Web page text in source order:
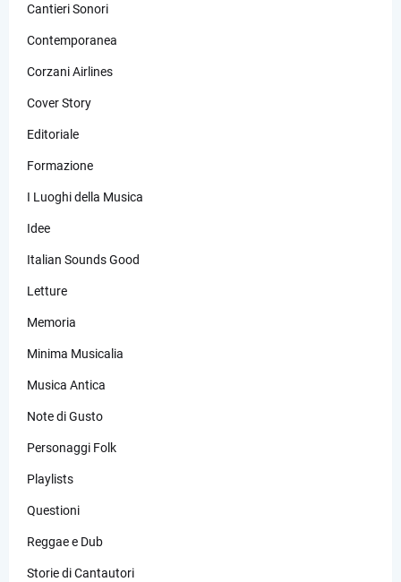
Cantieri Sonori
Contemporanea
Corzani Airlines
Cover Story
Editoriale
Formazione
I Luoghi della Musica
Idee
Italian Sounds Good
Letture
Memoria
Minima Musicalia
Musica Antica
Note di Gusto
Personaggi Folk
Playlists
Questioni
Reggae e Dub
Storie di Cantautori